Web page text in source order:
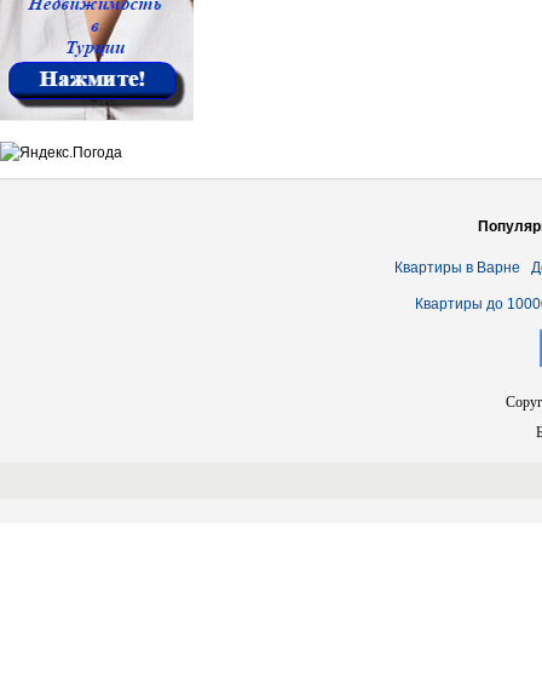
Квартиры в Варне
Квартиры до